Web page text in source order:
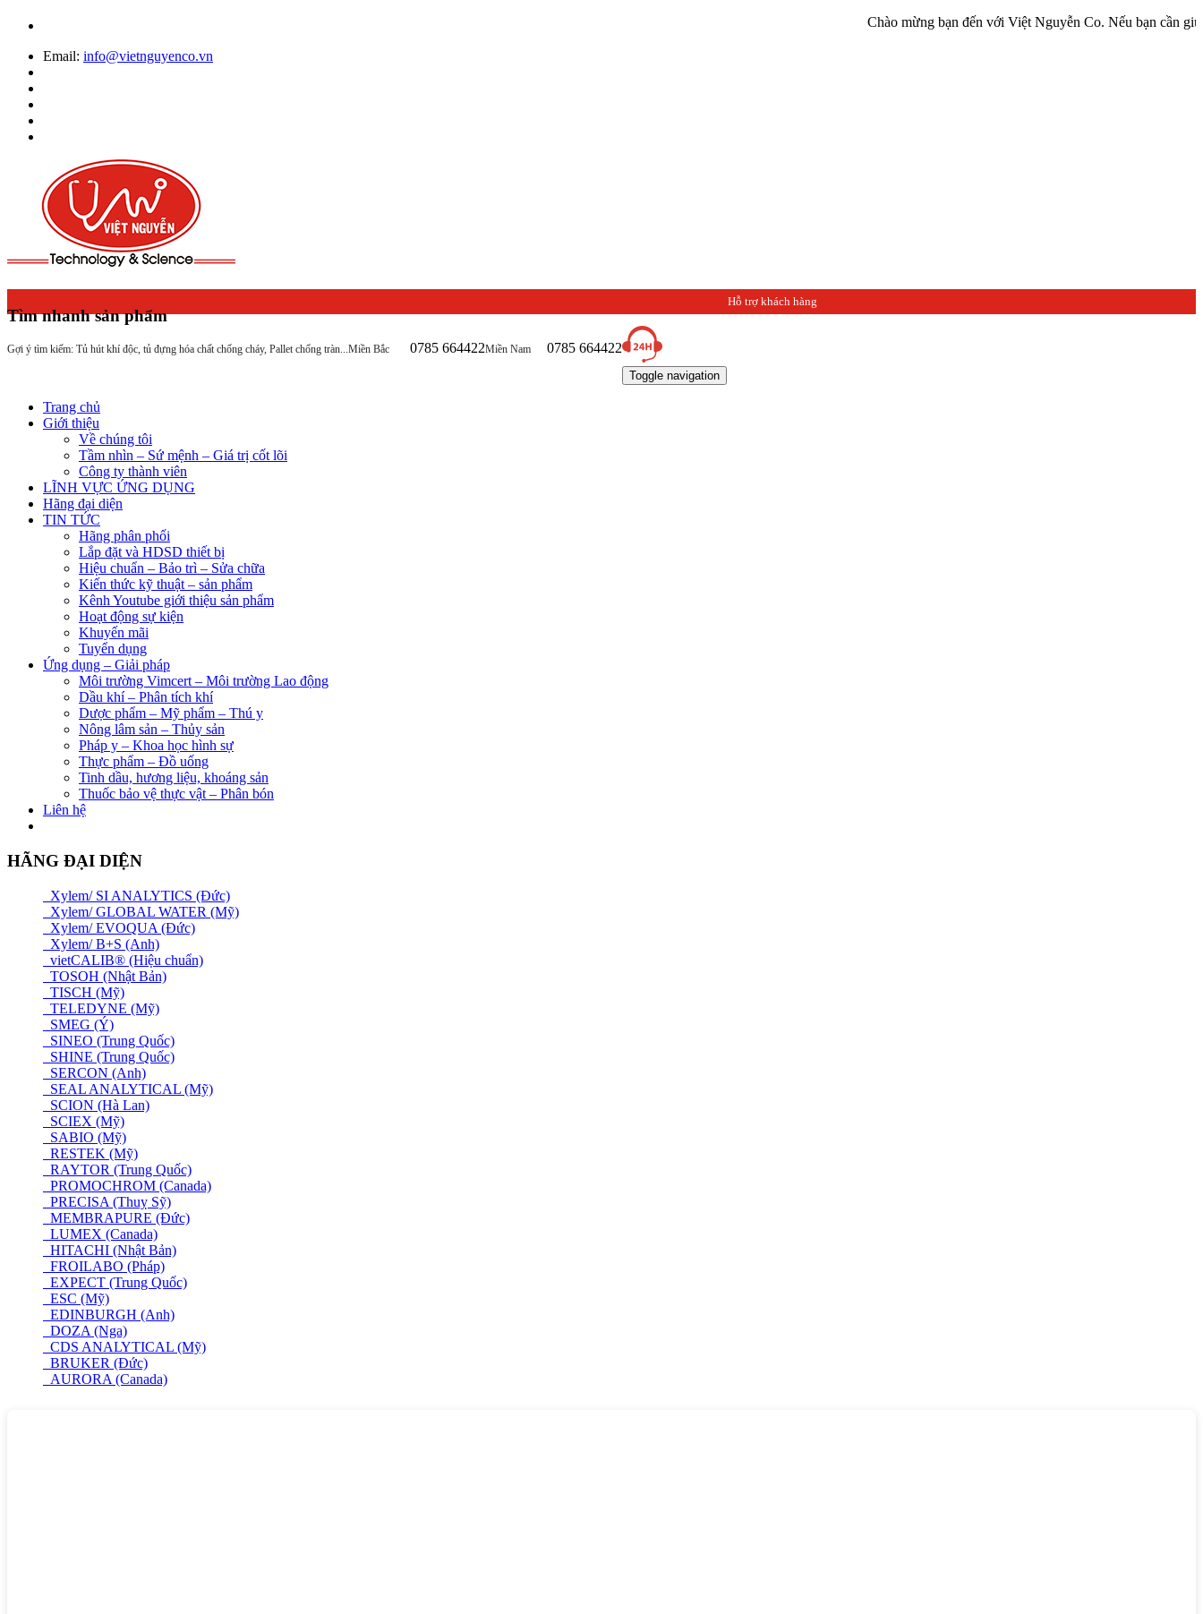
Chào mừng bạn đến với Việt Nguyễn Co. Nếu bạn cần giúp đỡ
Email: info@vietnguyenco.vn
Tìm nhanh sản phẩm
Gợi ý tìm kiếm: Tủ hút khí độc, tủ đựng hóa chất chống cháy, Pallet chống tràn...
Hỗ trợ khách hàng
Miền Bắc 0785 664422Miền Nam 0785 664422
Toggle navigation
Trang chủ
Giới thiệu
Về chúng tôi
Tầm nhìn – Sứ mệnh – Giá trị cốt lõi
Công ty thành viên
LĨNH VỰC ỨNG DỤNG
Hãng đại diện
TIN TỨC
Hãng phân phối
Lắp đặt và HDSD thiết bị
Hiệu chuẩn – Bảo trì – Sửa chữa
Kiến thức kỹ thuật – sản phẩm
Kênh Youtube giới thiệu sản phẩm
Hoạt động sự kiện
Khuyến mãi
Tuyển dụng
Ứng dụng – Giải pháp
Môi trường Vimcert – Môi trường Lao động
Dầu khí – Phân tích khí
Dược phẩm – Mỹ phẩm – Thú y
Nông lâm sản – Thủy sản
Pháp y – Khoa học hình sự
Thực phẩm – Đồ uống
Tinh dầu, hương liệu, khoáng sản
Thuốc bảo vệ thực vật – Phân bón
Liên hệ
HÃNG ĐẠI DIỆN
Xylem/ SI ANALYTICS (Đức)
Xylem/ GLOBAL WATER (Mỹ)
Xylem/ EVOQUA (Đức)
Xylem/ B+S (Anh)
vietCALIB® (Hiệu chuẩn)
TOSOH (Nhật Bản)
TISCH (Mỹ)
TELEDYNE (Mỹ)
SMEG (Ý)
SINEO (Trung Quốc)
SHINE (Trung Quốc)
SERCON (Anh)
SEAL ANALYTICAL (Mỹ)
SCION (Hà Lan)
SCIEX (Mỹ)
SABIO (Mỹ)
RESTEK (Mỹ)
RAYTOR (Trung Quốc)
PROMOCHROM (Canada)
PRECISA (Thuỵ Sỹ)
MEMBRAPURE (Đức)
LUMEX (Canada)
HITACHI (Nhật Bản)
FROILABO (Pháp)
EXPECT (Trung Quốc)
ESC (Mỹ)
EDINBURGH (Anh)
DOZA (Nga)
CDS ANALYTICAL (Mỹ)
BRUKER (Đức)
AURORA (Canada)